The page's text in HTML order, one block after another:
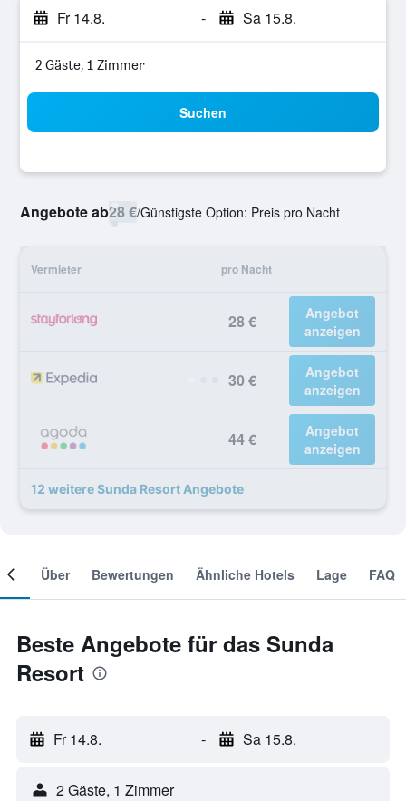
Fr 14.8. - Sa 15.8.
2 Gäste, 1 Zimmer
Suchen
Angebote ab28 €/Günstigste Option: Preis pro Nacht
Vermieter pro Nacht
28 €
Angebot
anzeigen
30 €
Angebot
anzeigen
44 €
Angebot
anzeigen
12 weitere Sunda Resort Angebote
Über Bewertungen Ähnliche Hotels Lage FAQ
Beste Angebote für das Sunda
Resort
Fr 14.8. - Sa 15.8.
2 Gäste, 1 Zimmer